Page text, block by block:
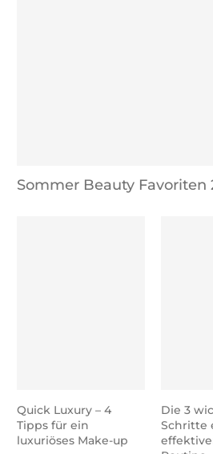
Sommer Beauty Favoriten
Quick Luxury – 4
Tipps für ein
luxuriöses Make-up
Die 3
Schritte